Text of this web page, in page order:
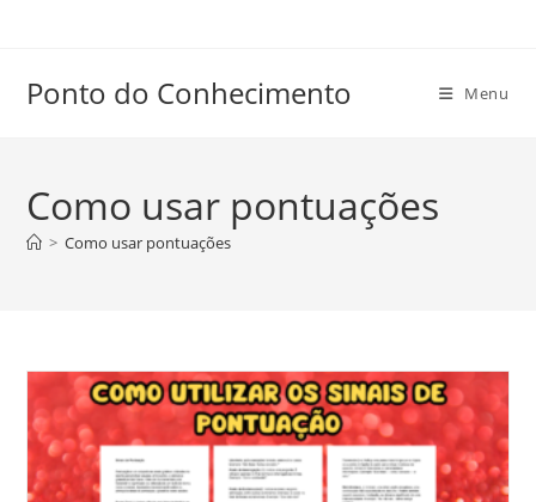
conteúdo
Ponto do Conhecimento Menu
Como usar pontuações
> Como usar pontuações